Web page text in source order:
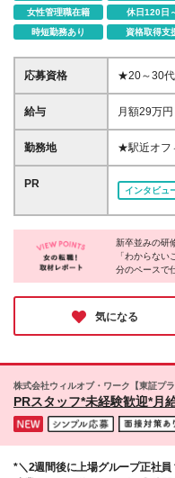
女性管理職在籍
休日120日
時短勤務あり
資格取得支
応募資格
★20～30代
職・保険・
大学・大
方 ★ひとつでも当てはまる方は大歓迎★ □長期的に正
職員で働
制度が整
給与
月額29万
補助（当社所定の条
どの活動経
算は時間外勤務
る場合は、別途
ションシ
全歩合制で
で、収入面
♪ ＼*･ FPの資格取得で手当を支給 ･*／ ・FP2級：
円支給※当
が対象 ＼*･ その他 ･*／ *雇用形態は正職員となりま
す *各種制
定める条件
間はありま
勤務地
★駅近オフ
分・豊田市駅5分） ※ご希望
面接は希望
※(変更の範
PR
インタビュ
新卒並みの研
「わからな
分のペースで
方々の声を聞
キャリアパス
周囲の理解が
実感しました
気になる
株式会社ウィルオブ・ワーク【東証プラ
PRスタッフ*未経験歓迎*月
*＼2週間後に上場グループ正社員